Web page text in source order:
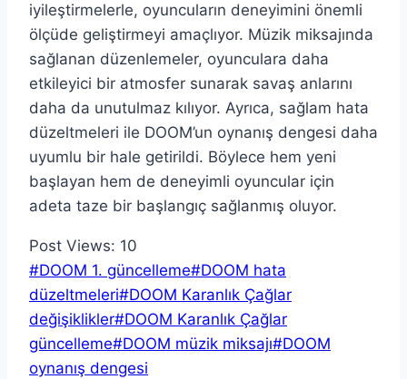
iyileştirmelerle, oyuncuların deneyimini önemli
ölçüde geliştirmeyi amaçlıyor. Müzik miksajında
sağlanan düzenlemeler, oyunculara daha
etkileyici bir atmosfer sunarak savaş anlarını
daha da unutulmaz kılıyor. Ayrıca, sağlam hata
düzeltmeleri ile DOOM’un oynanış dengesi daha
uyumlu bir hale getirildi. Böylece hem yeni
başlayan hem de deneyimli oyuncular için
adeta taze bir başlangıç sağlanmış oluyor.
Post Views: 10
Post
Tags:
#DOOM 1. güncelleme#DOOM hata
düzeltmeleri#DOOM Karanlık Çağlar
değişiklikler#DOOM Karanlık Çağlar
güncelleme#DOOM müzik miksajı#DOOM
oynanış dengesi